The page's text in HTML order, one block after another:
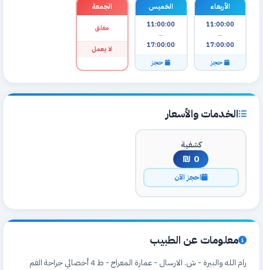
الأربعاء
11:00:00
—
17:00:00
حجز
الخميس
11:00:00
—
17:00:00
حجز
الجمعة
مغلق
لا يعمل
الخدمات والأسعار
كشفية
0 ₪
احجز الآن
معلومات عن الطبيب
رام الله والبيرة - ش. الارسال - عمارة المعراج - ط 4 أخصائي جراحة الفم